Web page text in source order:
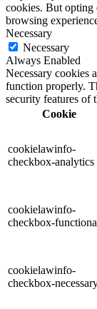
cookies. But opting
browsing
Necessary
Necessary
Always Enabled
Necessary cookies
function properly.
security features of
Cookie
cookielawinfo-
checkbox-analytics
cookielawinfo-
checkbox-
cookielawinfo-
checkbox-